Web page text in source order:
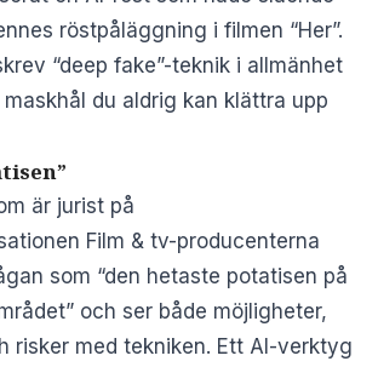
röstpåläggning i filmen “Her”.
“deep fake”-teknik i allmänhet
du aldrig kan klättra upp
är jurist på
Film & tv-producenterna
som “den hetaste potatisen på
och ser både möjligheter,
risker med tekniken. Ett AI-verktyg